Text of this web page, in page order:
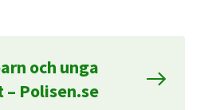
och unga
Polisen.se